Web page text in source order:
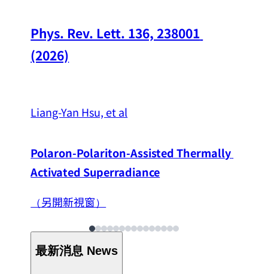
Phys. Rev. Lett. 136, 238001
(2026)
Liang-Yan Hsu, et al
Polaron-Polariton-Assisted Thermally
Activated Superradiance
（另開新視窗）
最新消息 News